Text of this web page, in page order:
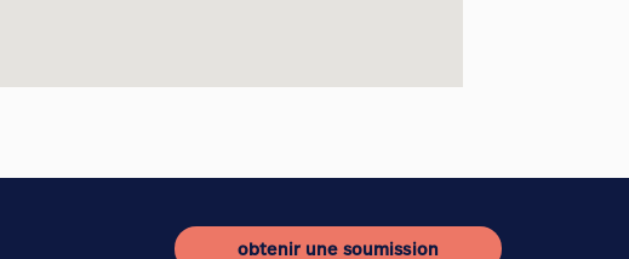
obtenir une soumission